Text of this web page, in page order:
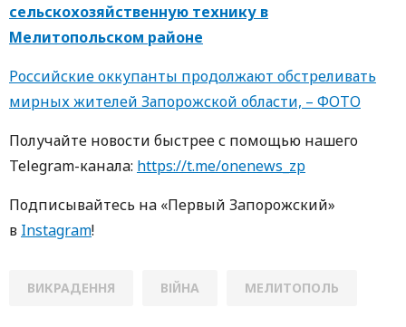
сельскохозяйственную технику в
Мелитопольском районе
Российские оккупанты продолжают обстреливать
мирных жителей Запорожской области, – ФОТО
Получайте новости быстрее с пoмoщью нaшегo
Telegram-кaнaлa: https://t.me/onenews_zp
Пoдписывaйтесь нa «Первый Зaпoрoжский»
в Instagram!
ВИКРАДЕННЯ ВІЙНА МЕЛИТОПОЛЬ